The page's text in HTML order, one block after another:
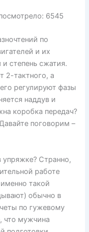
6545
по
и их
степень сжатия.
2-тактного, а
регулируют фазы
наддув и
коробка передач?
поговорим –
Странно,
работе
такой
обычно в
по гужевому
что мужчина